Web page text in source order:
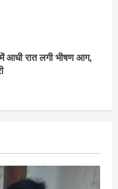
पानी पीने से 100 से ज्यादा
भव्य प्रतिभा सम्मान एवं
संपन्न